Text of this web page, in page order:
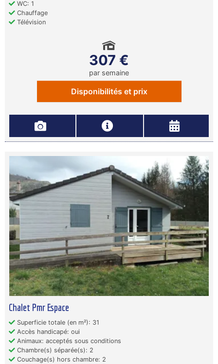
WC: 1
Chauffage
Télévision
307 €
par semaine
Disponibilités et prix
Chalet Pmr Espace
Superficie totale (en m²): 31
Accès handicapé: oui
Animaux: acceptés sous conditions
Chambre(s) séparée(s): 2
Couchage(s) hors chambre: 2